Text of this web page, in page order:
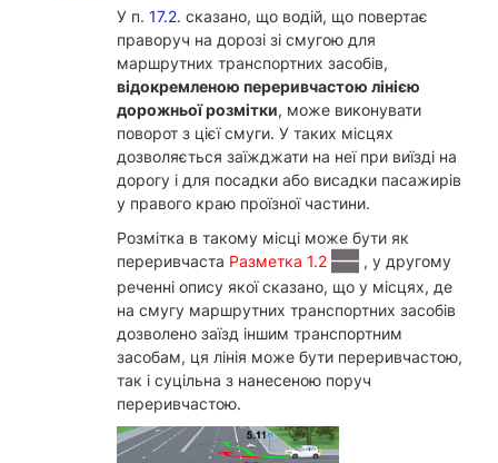
У п. 17.2. сказано, що водій, що повертає
праворуч на дорозі зі смугою для
маршрутних транспортних засобів,
відокремленою переривчастою лінією
дорожньої розмітки, може виконувати
поворот з цієї смуги. У таких місцях
дозволяється заїжджати на неї при виїзді на
дорогу і для посадки або висадки пасажирів
у правого краю проїзної частини.
Розмітка в такому місці може бути як
переривчаста Разметка 1.2
, у другому
реченні опису якої сказано, що у місцях, де
на смугу маршрутних транспортних засобів
дозволено заїзд іншим транспортним
засобам, ця лінія може бути переривчастою,
так і суцільна з нанесеною поруч
переривчастою.